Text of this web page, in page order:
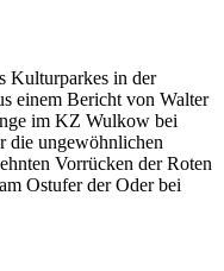
Kulturparkes in der
einem Bericht von Walter
im KZ Wulkow bei
die ungewöhnlichen
Vorrücken der Roten
Ostufer der Oder bei